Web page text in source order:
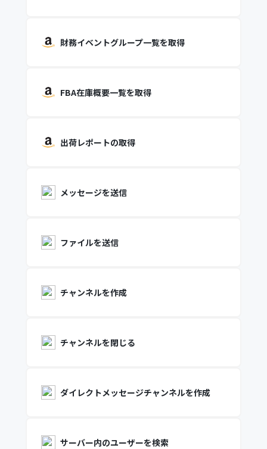
財務イベントグループ一覧を取得
FBA在庫概要一覧を取得
出荷レポートの取得
メッセージを送信
ファイルを送信
チャンネルを作成
チャンネルを閉じる
ダイレクトメッセージチャンネルを作成
サーバー内のユーザーを検索